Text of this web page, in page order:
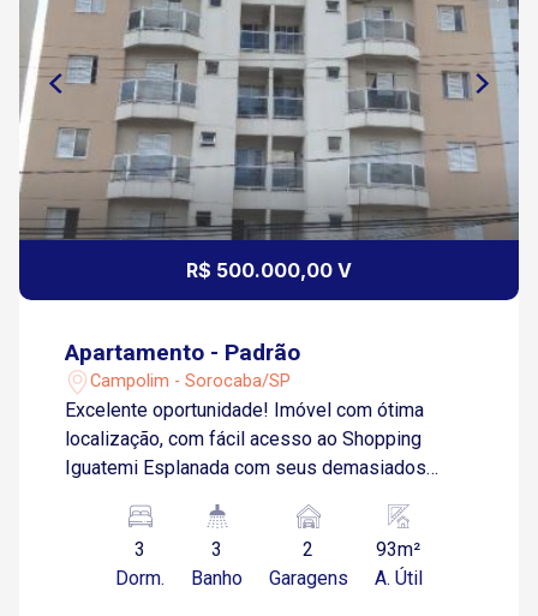
R$ 500.000,00 V
Apartamento - Padrão
Campolim - Sorocaba/SP
Excelente oportunidade! Imóvel com ótima
localização, com fácil acesso ao Shopping
Iguatemi Esplanada com seus demasiados
rede de fast food variadas, restaurantes e
bancos. 3 Dormitórios, sendo 1 suíte com
sacada Sala 2 ambientes com sacada Cozinha
3
Dorm.
3
Banho
2
Garagens
93m²
A. Útil